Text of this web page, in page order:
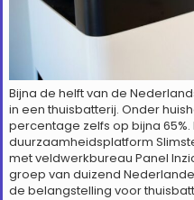
Bijna de helft van de
in een thuisbatterij. Onder
percentage zelfs op bijna
duurzaamheidsplatform
met veldwerkbureau Panel
groep van duizend
de belangstelling voor